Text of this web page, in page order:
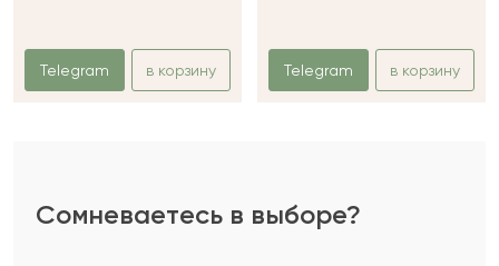
Telegram в корзину Telegram в корзину
Сомневаетесь в выборе?